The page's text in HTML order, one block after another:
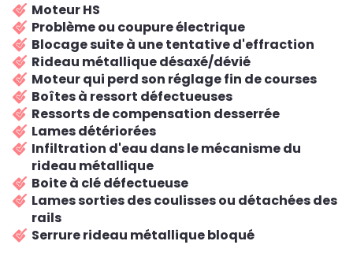
Moteur HS
Problème ou coupure électrique
Blocage suite à une tentative d'effraction
Rideau métallique désaxé/dévié
Moteur qui perd son réglage fin de courses
Boîtes à ressort défectueuses
Ressorts de compensation desserrée
Lames détériorées
Infiltration d'eau dans le mécanisme du
rideau métallique
Boite à clé défectueuse
Lames sorties des coulisses ou détachées des
rails
Serrure rideau métallique bloqué